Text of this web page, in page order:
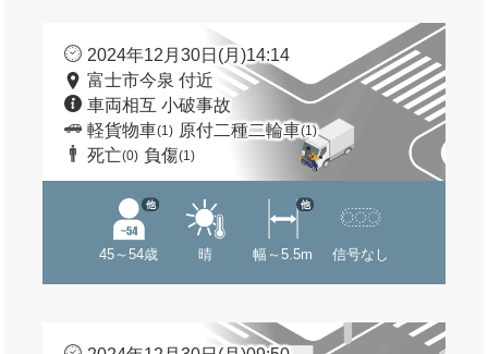
2024年12月30日(月)14:14
富士市今泉 付近
車両相互 小破事故
軽貨物車(1) 原付二種二輪車(1)
死亡(0) 負傷(1)
45～54歳
他
晴 幅～5.5m
他
信号なし